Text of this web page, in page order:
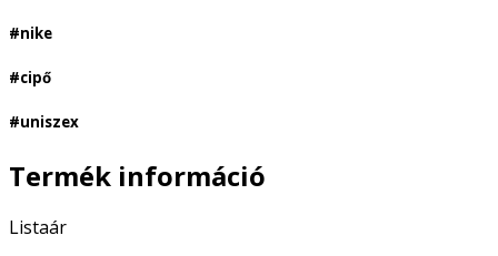
#nike
#cipő
#uniszex
Termék információ
Listaár